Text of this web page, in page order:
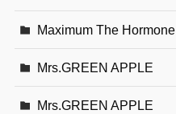
Maximum The Hormone
Mrs.GREEN APPLE
Mrs.GREEN APPLE